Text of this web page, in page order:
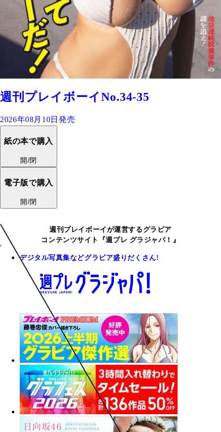
週刊プレイボーイNo.34-35
2026年08月10日発売
紙の本で購入
開/閉
電子版で購入
開/閉
週刊プレイボーイが運営するグラビア
コンテンツサイト『週プレ グラジャパ！』
デジタル写真集などグラビア盛りだくさん!